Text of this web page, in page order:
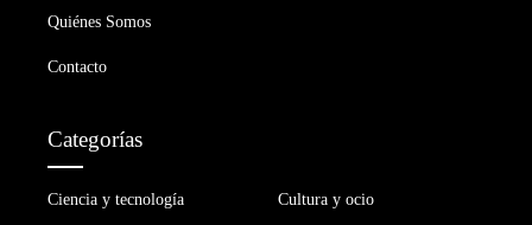
Quiénes Somos
Contacto
Categorías
Ciencia y tecnología Cultura y ocio